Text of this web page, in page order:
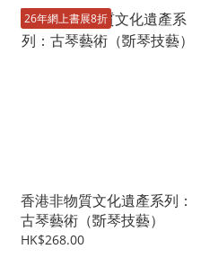
26年網上書展8折
香港非物質文化遺產系列：
古琴藝術（斲琴技藝）
HK$268.00